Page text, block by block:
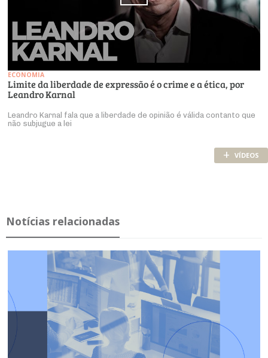
ECONOMIA
Limite da liberdade de expressão é o crime e a ética, por
Leandro Karnal
Leandro Karnal fala que a liberdade de opinião é válida contanto que
não subjugue a lei
+ VÍDEOS
Notícias relacionadas